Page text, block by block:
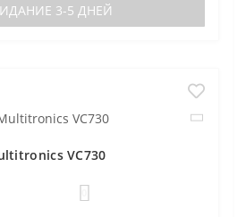
3-5 ДНЕЙ
VC730